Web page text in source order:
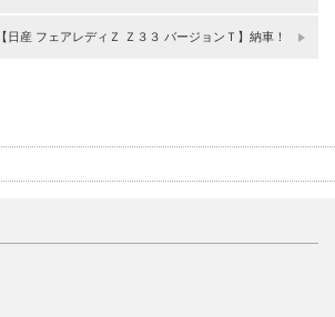
【日産 フェアレディＺ Ｚ３３ バージョンＴ】納車！